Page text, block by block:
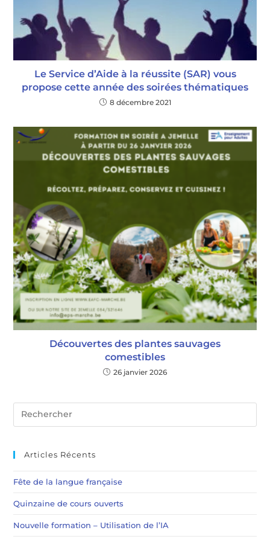
Le Service d’Aide à la réussite (SAR) vous
propose cette année des soirées thématiques
8 décembre 2021
Découvertes des plantes sauvages
comestibles
26 janvier 2026
Articles Récents
Fête de la langue française
Quinzaine de cours ouverts
Nouvelle formation – Utilisation de l’IA